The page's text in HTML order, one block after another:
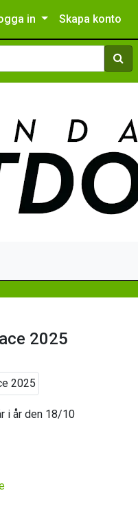
in Skapa konto
Sök
2025
i år den 18/10